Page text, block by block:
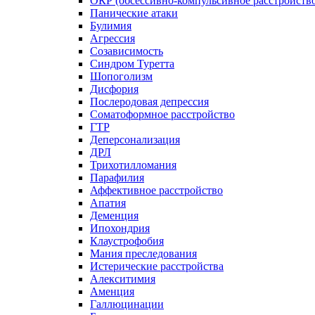
Панические атаки
Булимия
Агрессия
Созависимость
Синдром Туретта
Шопоголизм
Дисфория
Послеродовая депрессия
Соматоформное расстройство
ГТР
Деперсонализация
ДРЛ
Трихотилломания
Парафилия
Аффективное расстройство
Апатия
Деменция
Ипохондрия
Клаустрофобия
Мания преследования
Истерические расстройства
Алекситимия
Аменция
Галлюцинации